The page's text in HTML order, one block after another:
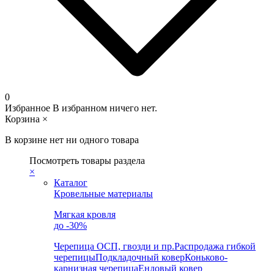
0
Избранное В избранном ничего нет.
Корзина ×
В корзине нет ни одного товара
Посмотреть товары раздела
×
Каталог
Кровельные материалы
Мягкая кровля
до -30%
Черепица ОСП, гвозди и пр.Распродажа гибкой
черепицыПодкладочный коверКоньково-
карнизная черепицаЕндовый ковер